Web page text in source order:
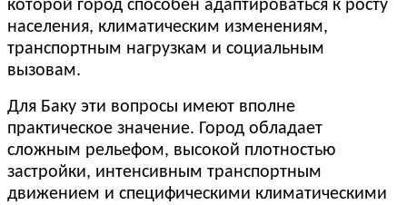
которой город способен адаптироваться к росту
населения, климатическим изменениям,
транспортным нагрузкам и социальным
вызовам.
Для Баку эти вопросы имеют вполне
практическое значение. Город обладает
сложным рельефом, высокой плотностью
застройки, интенсивным транспортным
движением и специфическими климатическими